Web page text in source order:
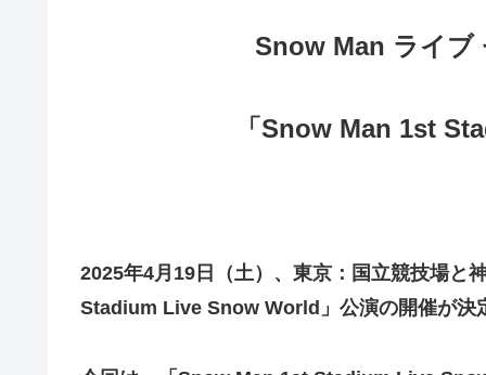
Snow Man ライブ
「Snow Man 1st
2025年4月19日（土）、東京：国立競技場と
Stadium Live Snow World」公演の開催が決